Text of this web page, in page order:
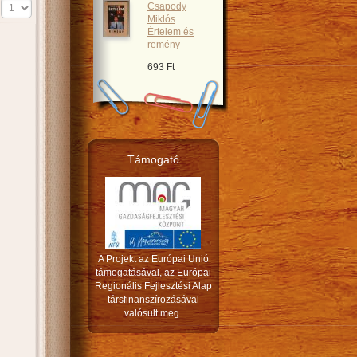
Csapody
Miklós
Értelem és
remény
693 Ft
Támogató
A Projekt az Európai Unió
támogatásával, az Európai
Regionális Fejlesztési Alap
társfinanszírozásával
valósult meg.